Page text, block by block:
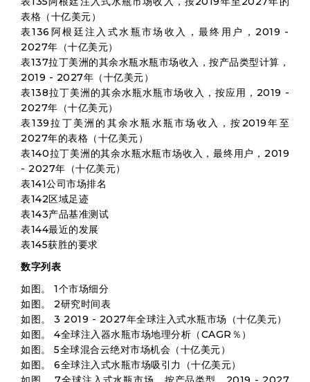
表格（十亿美元）
表136阿根廷注入式水瓶市场收入，最终用户，2019 -
2027年（十亿美元）
表137拉丁美洲的其余水瓶水瓶市场收入，按产品类型计算，
2019 - 2027年（十亿美元）
表138拉丁美洲的其余水瓶水瓶市场收入，按应用，2019 -
2027年（十亿美元）
表139拉丁美洲的其余水瓶水瓶市场收入，按2019年至
2027年的表格（十亿美元）
表140拉丁美洲的其余水瓶水瓶市场收入，最终用户，2019
- 2027年（十亿美元）
表141公司市场排名
表142区域足迹
表143产品基准测试
表144最近的发展
表145获胜的要求
数字列表
如图。 1个市场细分
如图。 2研究时间表
如图。 3 2019 - 2027年全球注入式水瓶市场（十亿美元）
如图。 4全球注入器水瓶市场地理分析（CAGR％）
如图。 5全球混合云绝对市场机会（十亿美元）
如图。 6全球注入式水瓶市场吸引力（十亿美元）